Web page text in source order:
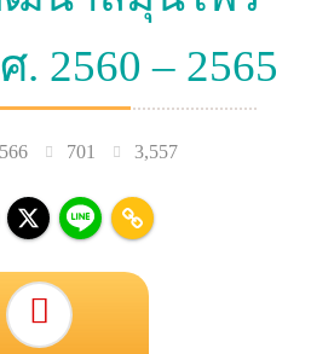
2560 – 2565
701 3,557